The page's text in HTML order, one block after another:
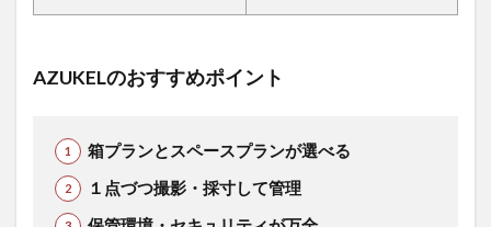
AZUKELのおすすめポイント
箱プランとスペースプランが選べる
１点づつ撮影・採寸して管理